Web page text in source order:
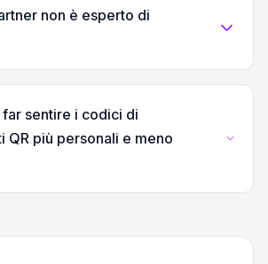
non è esperto di
sentire i codici di
QR più personali e meno